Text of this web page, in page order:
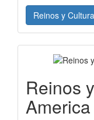
Reinos y
Reinos